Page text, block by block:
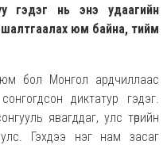
гэдэг нь энэ удаагийн
шалтгаалах юм байна, тийм
юм бол Монгол ардчиллаас
диктатур гэдэг.
явагддаг, улс төрийн
Гэхдээ нэг нам засаг